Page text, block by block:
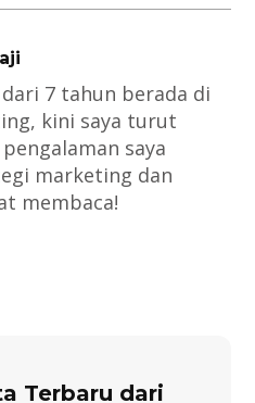
7 tahun berada di
kini saya turut
saya
marketing dan
membaca!
Terbaru dari